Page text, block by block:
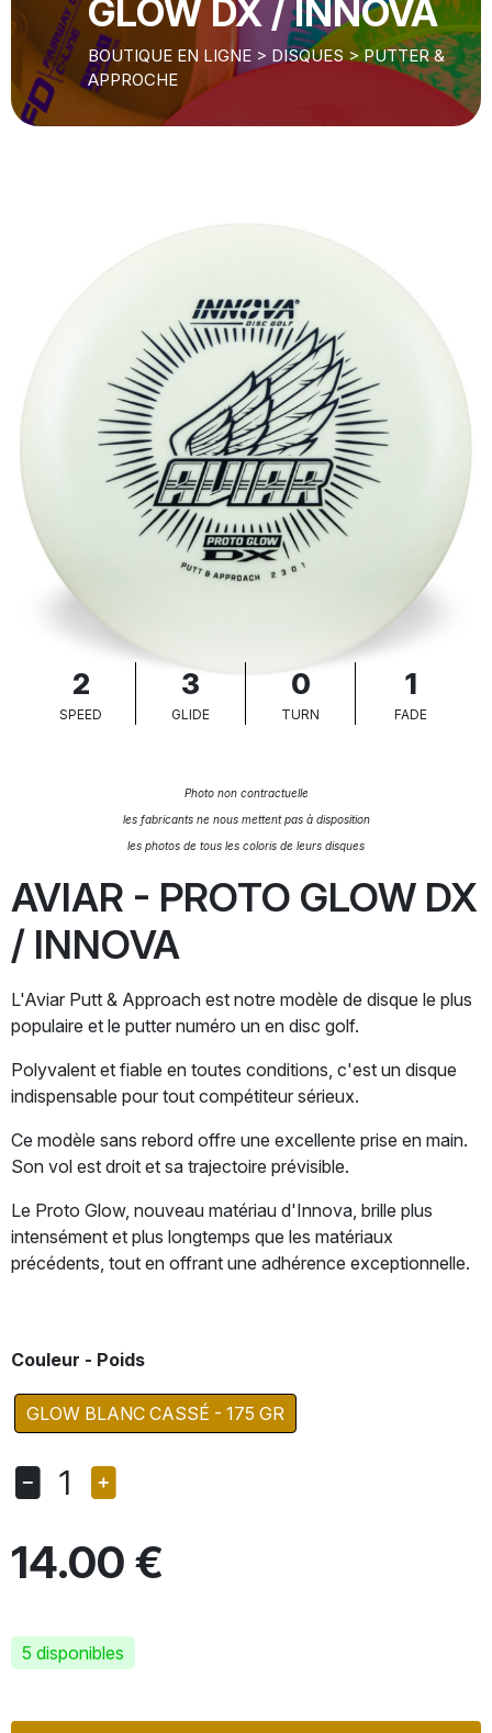
GLOW DX / INNOVA
BOUTIQUE EN LIGNE > DISQUES>PUTTER &
APPROCHE
2
SPEED
3
GLIDE
0
TURN
1
FADE
Photo non contractuelle
les fabricants ne nous mettent pas à disposition
les photos de tous les coloris de leurs disques
AVIAR - PROTO GLOW DX
/ INNOVA
L'Aviar Putt & Approach est notre modèle de disque le plus
populaire et le putter numéro un en disc golf.
Polyvalent et fiable en toutes conditions, c'est un disque
indispensable pour tout compétiteur sérieux.
Ce modèle sans rebord offre une excellente prise en main.
Son vol est droit et sa trajectoire prévisible.
Le Proto Glow, nouveau matériau d'Innova, brille plus
intensément et plus longtemps que les matériaux
précédents, tout en offrant une adhérence exceptionnelle.
Couleur - Poids
GLOW BLANC CASSÉ - 175 GR
1
14.00 €
5 disponibles